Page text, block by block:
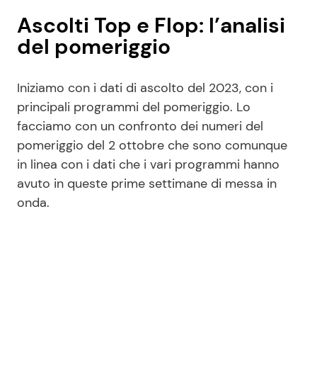
Ascolti Top e Flop: l’analisi
del pomeriggio
Iniziamo con i dati di ascolto del 2023, con i
principali programmi del pomeriggio. Lo
facciamo con un confronto dei numeri del
pomeriggio del 2 ottobre che sono comunque
in linea con i dati che i vari programmi hanno
avuto in queste prime settimane di messa in
onda.